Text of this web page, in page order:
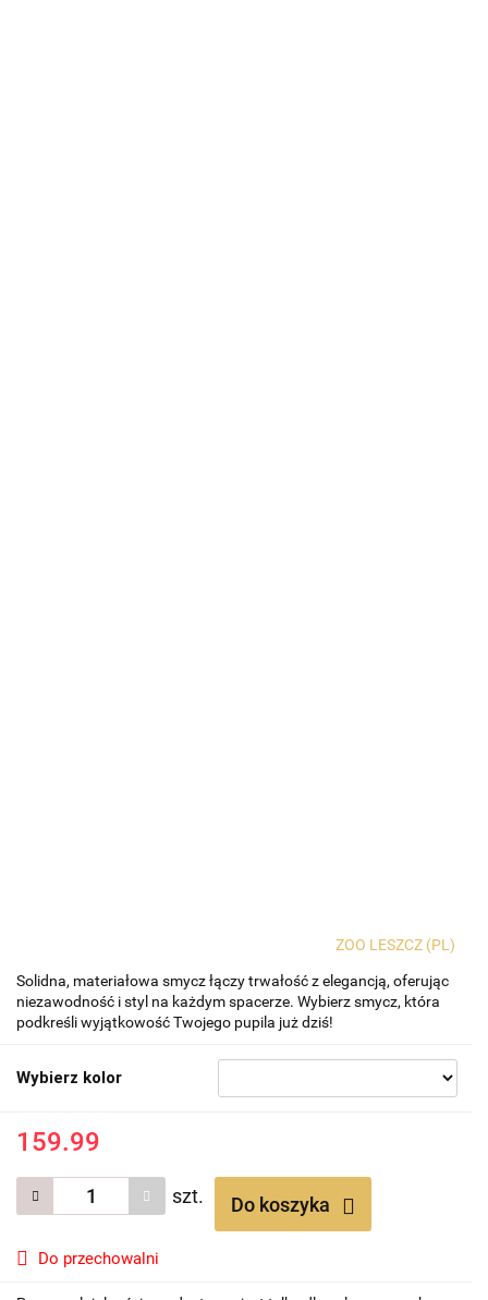
ZOO LESZCZ (PL)
Solidna, materiałowa smycz łączy trwałość z elegancją, oferując
niezawodność i styl na każdym spacerze. Wybierz smycz, która
podkreśli wyjątkowość Twojego pupila już dziś!
Wybierz kolor
159.99
szt. Do koszyka
Do przechowalni